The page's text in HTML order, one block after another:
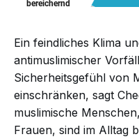
Ein feindliches Klima
antimuslimischer
Sicherheitsgefühl von
einschränken, sagt
muslimische
Frauen, sind im Alltag